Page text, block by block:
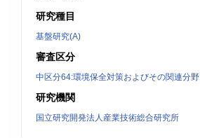
研究種目
基盤研究(A)
審査区分
中区分64:環境保全対策およびその関連分野
研究機関
国立研究開発法人産業技術総合研究所